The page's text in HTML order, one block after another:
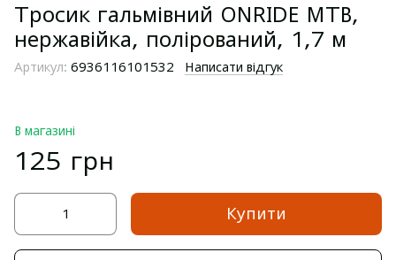
Тросик гальмівний ONRIDE MTB,
нержавійка, полірований, 1,7 м
Артикул: 6936116101532 Написати відгук
В магазині
125 грн
Купити